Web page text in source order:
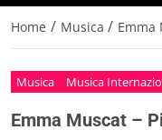
Home / Musica / Emma
Musica Musica
Emma Muscat –